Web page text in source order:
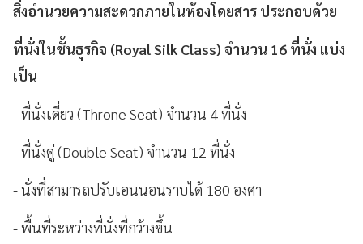
สิ่งอำนวยความสะดวกภายในห้องโดยสาร ประกอบด้วย
ที่นั่งในชั้นธุรกิจ (Royal Silk Class) จำนวน 16 ที่นั่ง แบ่ง
เป็น
- ที่นั่งเดี่ยว (Throne Seat) จำนวน 4 ที่นั่ง
- ที่นั่งคู่ (Double Seat) จำนวน 12 ที่นั่ง
- นั่งที่สามารถปรับเอนนอนราบได้ 180 องศา
- พื้นที่ระหว่างที่นั่งที่กว้างขึ้น